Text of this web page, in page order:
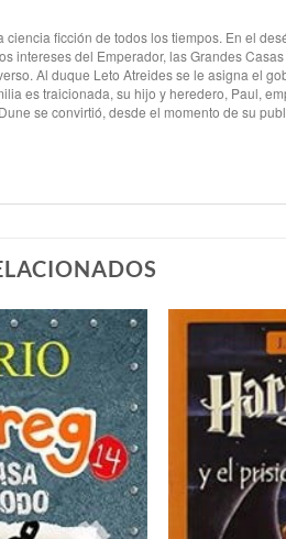
ciencia ficción de todos los tiempos. En el
intereses del Emperador, las Grandes
Al duque Leto Atreides se le asigna el
es traicionada, su hijo y heredero, Paul,
se convirtió, desde el momento de su